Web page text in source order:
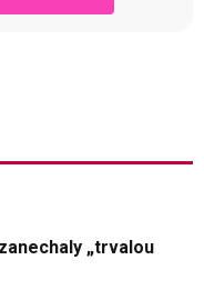
„trvalou